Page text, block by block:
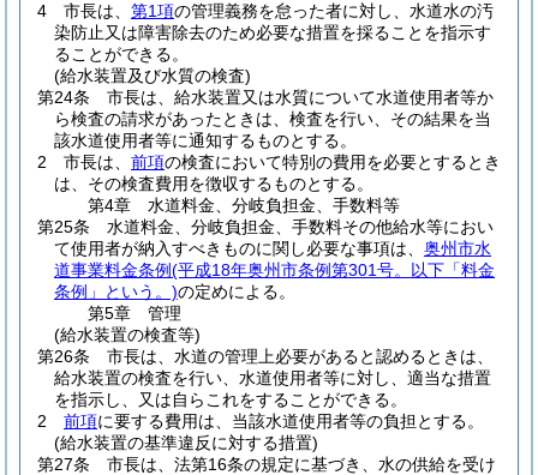
4
市長は、 第1項の管理義務を怠った者に対し、水道水の汚
染防止又は障害除去のため必要な措置を採ることを指示す
ることができる。
(給水装置及び水質の検査)
第24条
市長は、給水装置又は水質について水道使用者等か
ら検査の請求があったときは、検査を行い、その結果を当
該水道使用者等に通知するものとする。
2
市長は、 前項の検査において特別の費用を必要とするとき
は、その検査費用を徴収するものとする。
第4章
水道料金、分岐負担金、手数料等
第25条
水道料金、分岐負担金、手数料その他給水等におい
て使用者が納入すべきものに関し必要な事項は、 奥州市水
道事業料金条例(平成18年奥州市条例第301号。以下「料金
条例」という。)の定めによる。
第5章
管理
(給水装置の検査等)
第26条
市長は、水道の管理上必要があると認めるときは、
給水装置の検査を行い、水道使用者等に対し、適当な措置
を指示し、又は自らこれをすることができる。
2
前項に要する費用は、当該水道使用者等の負担とする。
(給水装置の基準違反に対する措置)
第27条
市長は、法第16条の規定に基づき、水の供給を受け